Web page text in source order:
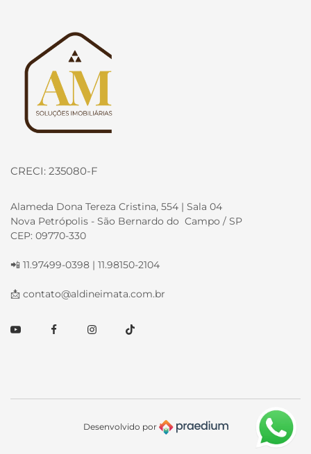
Página inicial
CRECI: 235080-F
Alameda Dona Tereza Cristina, 554 | Sala 04
Nova Petrópolis - São Bernardo do Campo / SP
CEP: 09770-330
📲 11.97499-0398 | 11.98150-2104
📩 contato@aldineimata.com.br
YoutubeFacebookInstagramTikTok
Desenvolvido por